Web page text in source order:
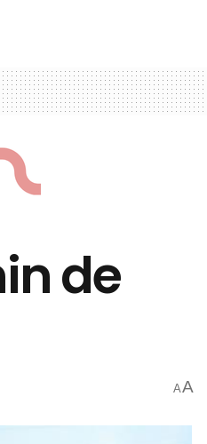
de
AA